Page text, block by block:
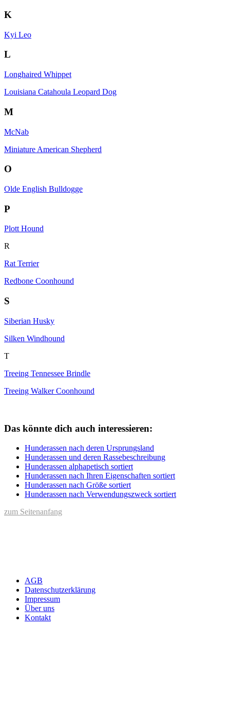
K
Kyi Leo
L
Longhaired Whippet
Louisiana Catahoula Leopard Dog
M
McNab
Miniature American Shepherd
O
Olde English Bulldogge
P
Plott Hound
R
Rat Terrier
Redbone Coonhound
S
Siberian Husky
Silken Windhound
T
Treeing Tennessee Brindle
Treeing Walker Coonhound
Das könnte dich auch interessieren:
Hunderassen nach deren Ursprungsland
Hunderassen und deren Rassebeschreibung
Hunderassen alphapetisch sortiert
Hunderassen nach Ihren Eigenschaften sortiert
Hunderassen nach Größe sortiert
Hunderassen nach Verwendungszweck sortiert
zum Seitenanfang
AGB
Datenschutzerklärung
Impressum
Über uns
Kontakt